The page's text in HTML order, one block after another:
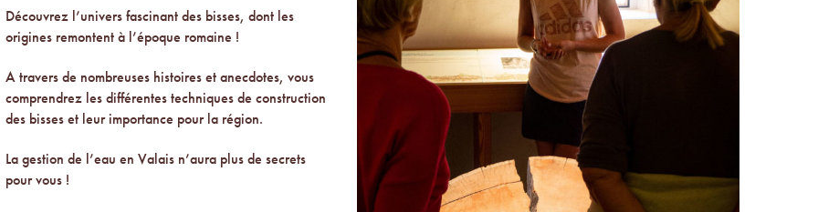
Découvrez l’univers fascinant des bisses, dont les
origines remontent à l’époque romaine !
A travers de nombreuses histoires et anecdotes, vous
comprendrez les différentes techniques de construction
des bisses et leur importance pour la région.
La gestion de l’eau en Valais n’aura plus de secrets
pour vous !